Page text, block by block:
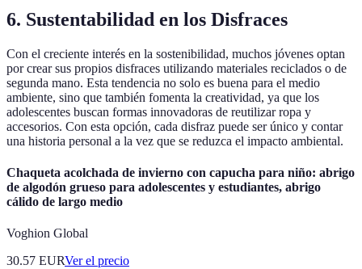
6. Sustentabilidad en los Disfraces
Con el creciente interés en la sostenibilidad, muchos jóvenes optan
por crear sus propios disfraces utilizando materiales reciclados o de
segunda mano. Esta tendencia no solo es buena para el medio
ambiente, sino que también fomenta la creatividad, ya que los
adolescentes buscan formas innovadoras de reutilizar ropa y
accesorios. Con esta opción, cada disfraz puede ser único y contar
una historia personal a la vez que se reduzca el impacto ambiental.
Chaqueta acolchada de invierno con capucha para niño: abrigo
de algodón grueso para adolescentes y estudiantes, abrigo
cálido de largo medio
Voghion Global
30.57 EURVer el precio